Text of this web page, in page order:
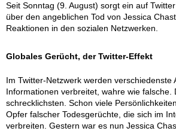
Seit Sonntag (9. August) sorgt ein auf
über den angeblichen Tod von Jessica
Reaktionen in den sozialen Netzwerken.
Globales Gerücht, der Twitter-Effekt
Im Twitter-Netzwerk werden verschiedenste
Informationen verbreitet, wahre wie falsche.
schrecklichsten. Schon viele
Opfer falscher Todesgerüchte, die sich im
verbreiten. Gestern war es nun Jessica